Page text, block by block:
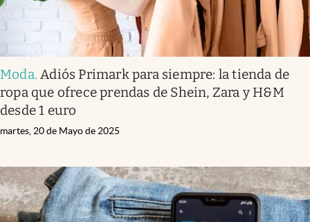
Moda. Adiós Primark para siempre: la tienda de
ropa que ofrece prendas de Shein, Zara y H&M
desde 1 euro
martes, 20 de Mayo de 2025